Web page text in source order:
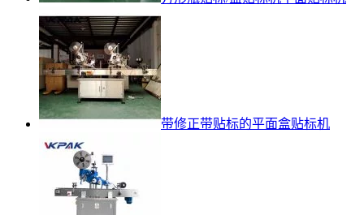
带修正带贴标的平面盒贴标机